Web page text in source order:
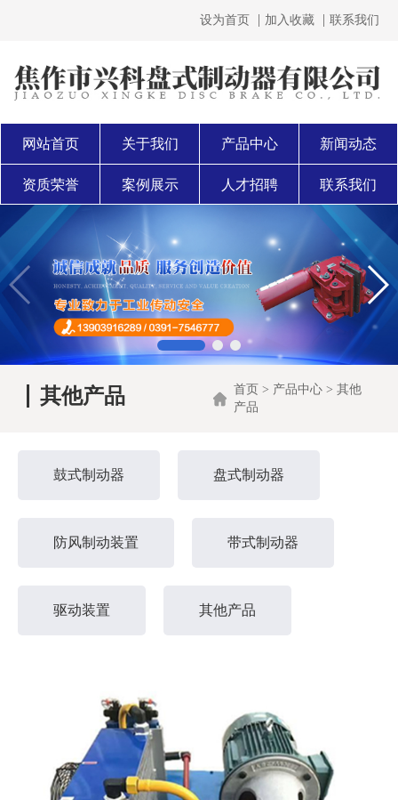
设为首页 加入收藏 联系我们
网站首页 关于我们 产品中心 新闻动态
资质荣誉 案例展示 人才招聘 联系我们
其他产品 首页 > 产品中心 > 其他
产品
鼓式制动器 盘式制动器
防风制动装置 带式制动器
驱动装置 其他产品